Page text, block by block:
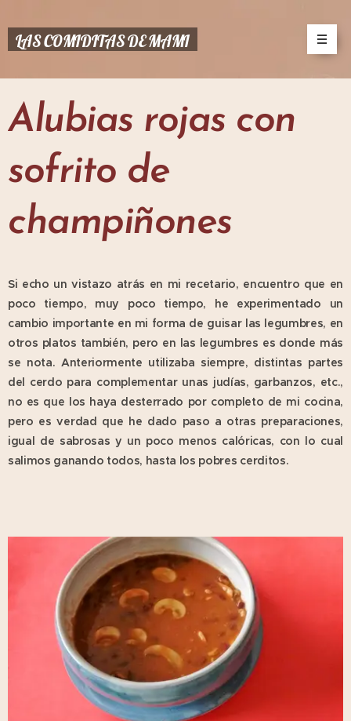
LAS COMIDITAS DE MAMI
Alubias rojas con
sofrito de
champiñones
Si echo un vistazo atrás en mi recetario, encuentro que en
poco tiempo, muy poco tiempo, he experimentado un
cambio importante en mi forma de guisar las legumbres, en
otros platos también, pero en las legumbres es donde más
se nota. Anteriormente utilizaba siempre, distintas partes
del cerdo para complementar unas judías, garbanzos, etc.,
no es que los haya desterrado por completo de mi cocina,
pero es verdad que he dado paso a otras preparaciones,
igual de sabrosas y un poco menos calóricas, con lo cual
salimos ganando todos, hasta los pobres cerditos.